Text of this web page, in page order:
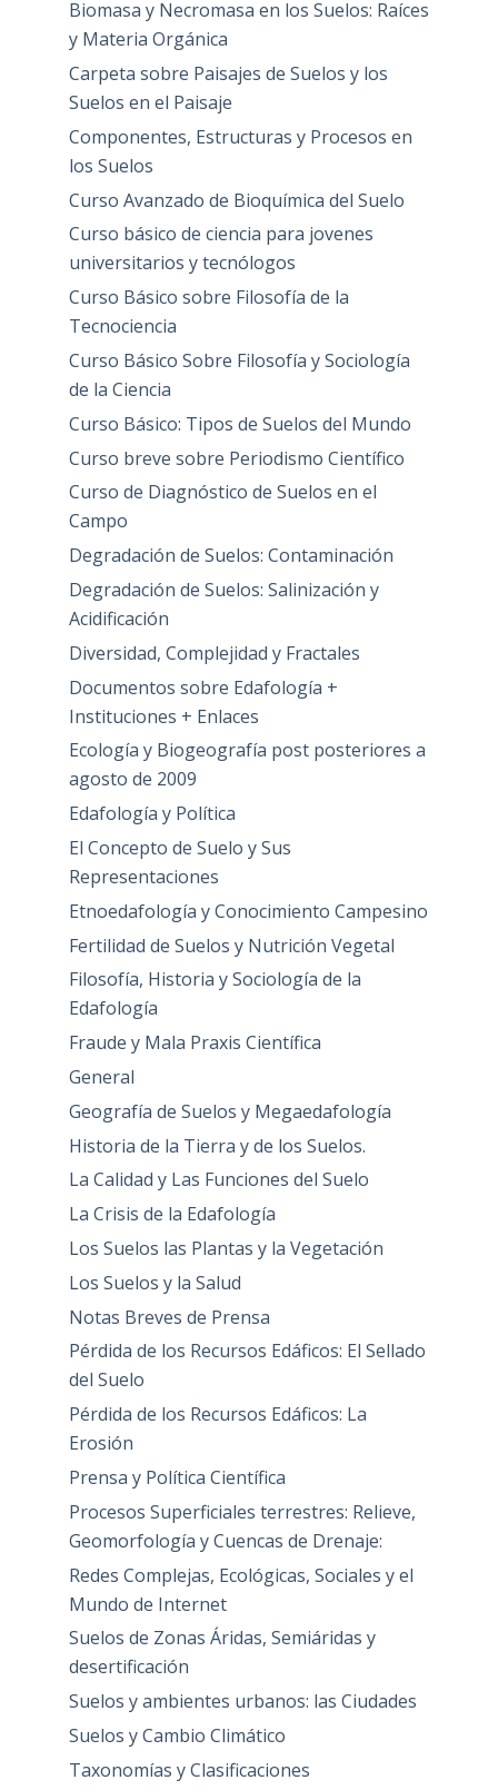
Biomasa y Necromasa en los Suelos: Raíces
y Materia Orgánica
Carpeta sobre Paisajes de Suelos y los
Suelos en el Paisaje
Componentes, Estructuras y Procesos en
los Suelos
Curso Avanzado de Bioquímica del Suelo
Curso básico de ciencia para jovenes
universitarios y tecnólogos
Curso Básico sobre Filosofía de la
Tecnociencia
Curso Básico Sobre Filosofía y Sociología
de la Ciencia
Curso Básico: Tipos de Suelos del Mundo
Curso breve sobre Periodismo Científico
Curso de Diagnóstico de Suelos en el
Campo
Degradación de Suelos: Contaminación
Degradación de Suelos: Salinización y
Acidificación
Diversidad, Complejidad y Fractales
Documentos sobre Edafología +
Instituciones + Enlaces
Ecología y Biogeografía post posteriores a
agosto de 2009
Edafología y Política
El Concepto de Suelo y Sus
Representaciones
Etnoedafología y Conocimiento Campesino
Fertilidad de Suelos y Nutrición Vegetal
Filosofía, Historia y Sociología de la
Edafología
Fraude y Mala Praxis Científica
General
Geografía de Suelos y Megaedafología
Historia de la Tierra y de los Suelos.
La Calidad y Las Funciones del Suelo
La Crisis de la Edafología
Los Suelos las Plantas y la Vegetación
Los Suelos y la Salud
Notas Breves de Prensa
Pérdida de los Recursos Edáficos: El Sellado
del Suelo
Pérdida de los Recursos Edáficos: La
Erosión
Prensa y Política Científica
Procesos Superficiales terrestres: Relieve,
Geomorfología y Cuencas de Drenaje:
Redes Complejas, Ecológicas, Sociales y el
Mundo de Internet
Suelos de Zonas Áridas, Semiáridas y
desertificación
Suelos y ambientes urbanos: las Ciudades
Suelos y Cambio Climático
Taxonomías y Clasificaciones